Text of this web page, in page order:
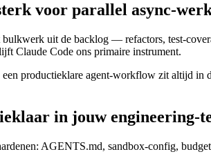
voor parallel async-
uit de backlog — refactors, test-
Claude Code ons primaire instrument.
productieklare agent-workflow zit altijd
in jouw engineering-
AGENTS.md, sandbox-config,